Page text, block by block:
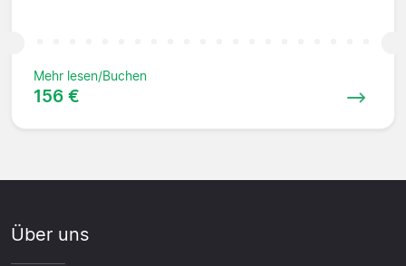
Mehr lesen/Buchen
156 €
Über uns